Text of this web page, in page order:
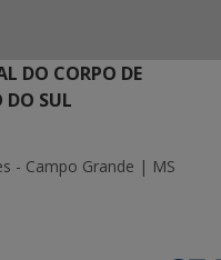
DO CORPO DE
DO SUL
- Campo Grande | MS